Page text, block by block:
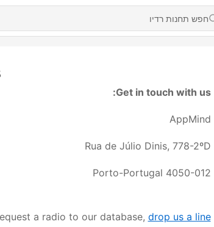
Get in touch with us:
AppMind
Rua de Júlio Dinis, 778-2ºD
4050-012 Porto-Portugal
a radio to our database, drop us a line